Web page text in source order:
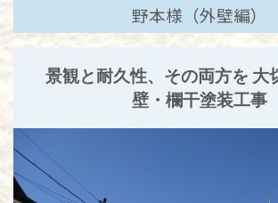
野本様（外壁編）
景観と耐久性、その両方を 大
壁・欄干塗装工事